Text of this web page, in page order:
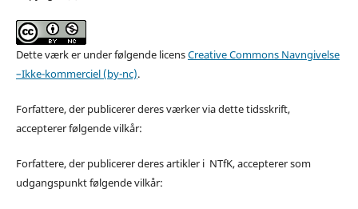
Dette værk er under følgende licensCreative Commons Navngivelse
–Ikke-kommerciel (by-nc).
Forfattere, der publicerer deres værker via dette tidsskrift,
accepterer følgende vilkår:
Forfattere, der publicerer deres artikler i NTfK, accepterer som
udgangspunkt følgende vilkår: